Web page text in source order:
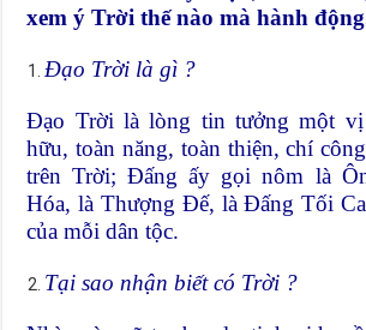
xem ý Trời thế nào mà hành
Đạo Trời là gì ?
Đạo Trời là lòng tin tưởng một
hữu, toàn năng, toàn thiện, chí
trên Trời; Đấng ấy gọi nôm là
Hóa, là Thượng Đế, là Đấng Tối
của mỗi dân tộc.
Tại sao nhận biết có Trời ?